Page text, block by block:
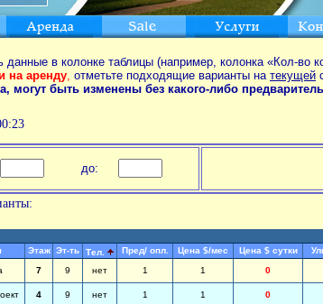
данные в колонке таблицы (например, колонка «Кол-во
на аренду, отметьте подходящие варианты на текущей
могут быть изменены без какого-либо
до:
Этаж Эт-ть Тел. Пред/ опл. Цена $/мес Цена $ сутки
7 9 нет 1 1 0
4 9 нет 1 1 0